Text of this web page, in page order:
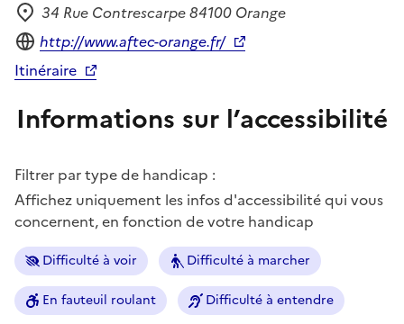
Adresse
34 Rue Contrescarpe 84100 Orange
Site internet
http://www.aftec-orange.fr/
Itinéraire
Informations sur l’accessibilité
Filtrer par type de handicap :
Affichez uniquement les infos d'accessibilité qui vous
concernent, en fonction de votre handicap
Difficulté à voir Difficulté à marcher
En fauteuil roulant Difficulté à entendre